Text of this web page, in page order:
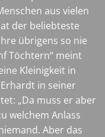
aus vielen
der beliebteste
übrigens so nie
Töchtern“ meint
Kleinigkeit in
in seiner
„Da muss er aber
welchem Anlass
Aber das